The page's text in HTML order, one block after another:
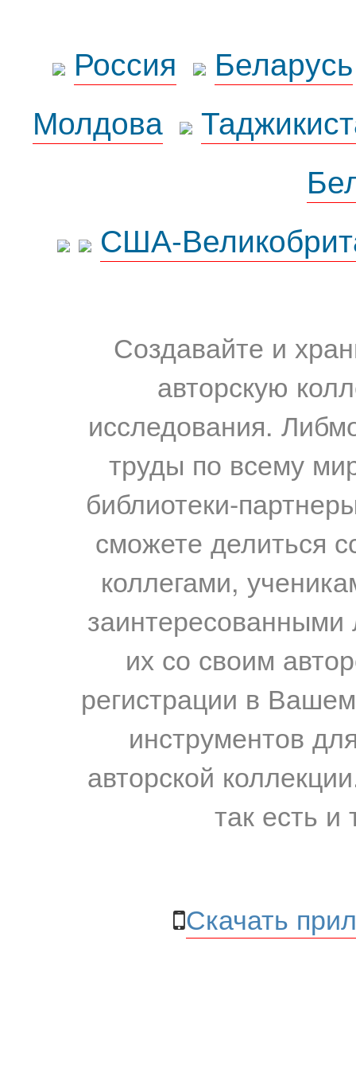
Россия
Беларусь
Молдова
США-
Создавайте и
авторскую
исследования.
труды по всему
библиотеки-
сможете делиться
коллегами,
их со своим
регистрации в
инструментов
авторской
так есть и
Скачать